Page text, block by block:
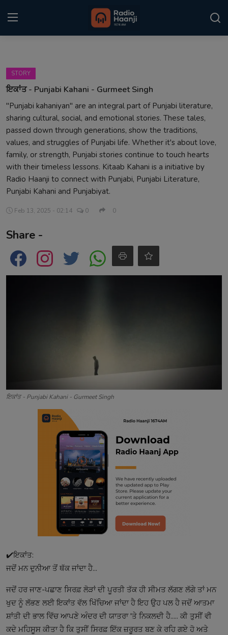
Home
Punjabi Podcast
Kitaab Kahani
Gallery
Sponsors
Matrimonial
Contact
STORY
ਇਕਾਂਤ - Punjabi Kahani - Gurmeet Singh
"Punjabi kahaniyan" are an integral part of Punjabi literature,
sharing cultural, social, and emotional stories. These tales,
passed down through generations, show the traditions,
values, and struggles of Punjabi life. Whether it's about love,
family, or strength, Punjabi stories continue to touch hearts
with their timeless lessons. Kitaab Kahani is a initiative by
Radio Haanji to connect with Punjabi, Punjabi Literature,
Punjabi Kahani and Punjabiyat.
Feb 13, 2025 - 02:14 0 0
Share -
ਇਕਾਂਤ - Punjabi Kahani - Gurmeet Singh
✔️ਇਕਾਂਤ:
ਜਦੋਂ ਮਨ ਦੁਨੀਆ ਤੋਂ ਥੱਕ ਜਾਂਦਾ ਹੈ...
ਜਦੋਂ ਹਰ ਜਾਣ-ਪਛਾਣ ਸਿਰਫ਼ ਲੋੜਾਂ ਦੀ ਪੂਰਤੀ ਤੱਕ ਹੀ ਸੀਮਤ ਲੱਗਣ ਲੱਗੇ ਤਾਂ ਮਨ
ਖੁਦ ਨੂੰ ਲੱਭਣ ਲਈ ਇਕਾਂਤ ਵੱਲ ਖਿੱਚਿਆ ਜਾਂਦਾ ਹੈ ਇਹ ਉਹ ਪਲ ਹੈ ਜਦੋਂ ਆਤਮਾ
ਸ਼ਾਂਤੀ ਦੀ ਭਾਲ ਵਿੱਚ ਆਪਣੇ ਅੰਦਰ ਦੀ ਯਾਤਰਾ 'ਤੇ ਨਿਕਲਦੀ ਹੈ..... ਕੀ ਤੁਸੀਂ ਵੀ
ਕਦੇ ਮਹਿਸੂਸ ਕੀਤਾ ਹੈ ਕਿ ਤੁਸੀਂ ਸਿਰਫ਼ ਇੱਕ ਜ਼ਰੂਰਤ ਬਣ ਕੇ ਰਹਿ ਗਏ ਹੋ ਅਤੇ